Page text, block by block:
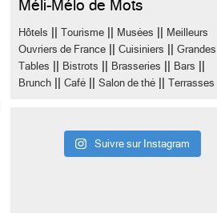
Méli-Mélo de Mots
Hôtels Tourisme Musées
Meilleurs
Ouvriers de France
Cuisiniers
Grandes
Tables
Bistrots Brasseries Bars
Brunch Café Salon de thé Terrasses
Suivre sur Instagram